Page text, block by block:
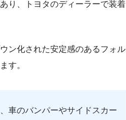
り、トヨタのディーラーで装着
ン化された安定感のあるフォル
す。
車のバンパーやサイドスカー